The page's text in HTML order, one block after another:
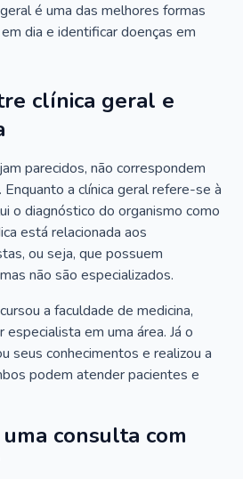
é uma das melhores formas
dia e identificar doenças em
clínica geral e
parecidos, não correspondem
a clínica geral refere-se à
o diagnóstico do organismo como
está relacionada aos
ou seja, que possuem
não são especializados.
a faculdade de medicina,
em uma área. Já o
seus conhecimentos e realizou a
podem atender pacientes e
consulta com